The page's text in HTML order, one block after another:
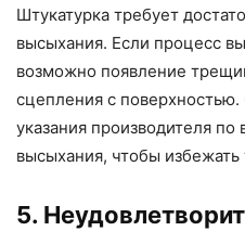
Штукатурка требует
высыхания. Если процесс
возможно появление
сцепления с
указания производителя
высыхания, чтобы
5.